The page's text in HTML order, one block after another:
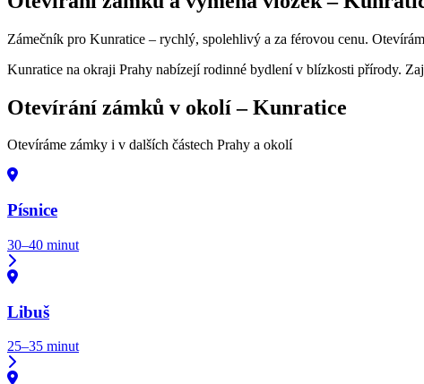
Zámečník pro Kunratice – rychlý, spolehlivý a za férovou cenu.
Kunratice na okraji Prahy nabízejí rodinné bydlení v blízkosti přírody.
Otevírání zámků v okolí –Kunratice
Otevíráme zámky i v dalších částech Prahy a okolí
Písnice
30–40 minut
Libuš
25–35 minut